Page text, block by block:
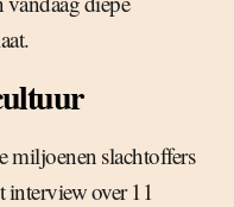
miljoenen slachtoffers
interview over 11